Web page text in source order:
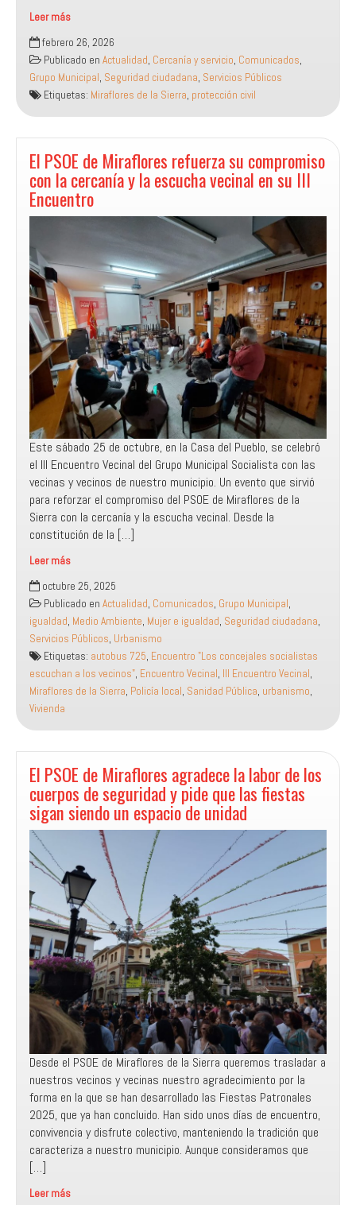
Leer más
El
PSOE
de
Miraflores
de
la
Sierra
denuncia
el
deterioro
del
Protección
Civil
febrero 26, 2026
Publicado en Actualidad, Cercanía y servicio, Comunicados,
Grupo Municipal, Seguridad ciudadana, Servicios Públicos
Etiquetas: Miraflores de la Sierra, protección civil
El PSOE de Miraflores refuerza su compromiso
con la cercanía y la escucha vecinal en su III
Encuentro
Este sábado 25 de octubre, en la Casa del Pueblo, se celebró
el III Encuentro Vecinal del Grupo Municipal Socialista con las
vecinas y vecinos de nuestro municipio. Un evento que sirvió
para reforzar el compromiso del PSOE de Miraflores de la
Sierra con la cercanía y la escucha vecinal. Desde la
constitución de la […]
Leer más
El
PSOE
de
Miraflores
refuerza
su
compromiso
con
la
cercanía
y
la
escucha
vecinal
en
su
III
Encuentro
octubre 25, 2025
Publicado en Actualidad, Comunicados, Grupo Municipal,
igualdad, Medio Ambiente, Mujer e igualdad, Seguridad ciudadana,
Servicios Públicos, Urbanismo
Etiquetas: autobus 725, Encuentro "Los concejales socialistas
escuchan a los vecinos", Encuentro Vecinal, III Encuentro Vecinal,
Miraflores de la Sierra, Policía local, Sanidad Pública, urbanismo,
Vivienda
El PSOE de Miraflores agradece la labor de los
cuerpos de seguridad y pide que las fiestas
sigan siendo un espacio de unidad
Desde el PSOE de Miraflores de la Sierra queremos trasladar a
nuestros vecinos y vecinas nuestro agradecimiento por la
forma en la que se han desarrollado las Fiestas Patronales
2025, que ya han concluido. Han sido unos días de encuentro,
convivencia y disfrute colectivo, manteniendo la tradición que
caracteriza a nuestro municipio. Aunque consideramos que
[…]
Leer más